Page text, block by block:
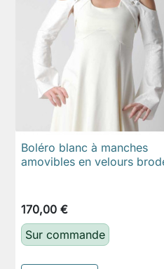
 Aperçu rapide
Boléro blanc à manches
amovibles en velours
170,00 €
Sur commande